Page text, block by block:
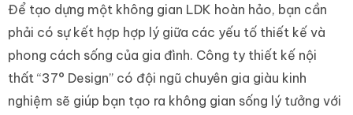
Để tạo dựng một không gian LDK hoàn hảo, bạn cần
phải có sự kết hợp hợp lý giữa các yếu tố thiết kế và
phong cách sống của gia đình. Công ty thiết kế nội
thất “37° Design” có đội ngũ chuyên gia giàu kinh
nghiệm sẽ giúp bạn tạo ra không gian sống lý tưởng với